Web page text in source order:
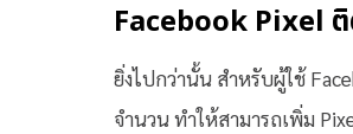
Facebook Pixel ติ
ยิ่งไปกว่านั้น สำหรับผู้ใช้
จำนวน ทำให้สามารถเพิ่ม